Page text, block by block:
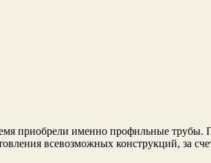
приобрели именно профильные трубы.
всевозможных конструкций, за